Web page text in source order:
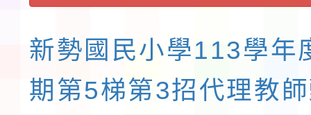
新勢國民小學113學年
期第5梯第3招代理教